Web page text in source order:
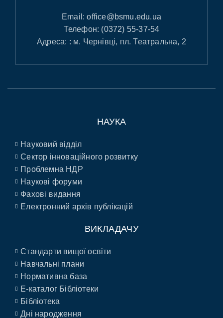
Email:office@bsmu.edu.ua
Телефон: (0372) 55-37-54
Адреса: : м. Чернівці, пл. Театральна, 2
НАУКА
Науковий відділ
Сектор інноваційного розвитку
Проблемна НДР
Наукові форуми
Фахові видання
Електронний архів публікацій
ВИКЛАДАЧУ
Стандарти вищої освіти
Навчальні плани
Нормативна база
E-каталог Бібліотеки
Бібліотека
Дні народження